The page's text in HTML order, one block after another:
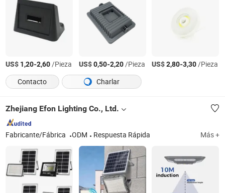
US$ 1,20-2,60/Pieza US$0,50-2,20/Pieza US$2,80-3,30/Pieza
Contacto
Charlar
Zhejiang Efon Lighting Co., Ltd.
Fabricante/Fábrica ODM Respuesta Rápida Más +